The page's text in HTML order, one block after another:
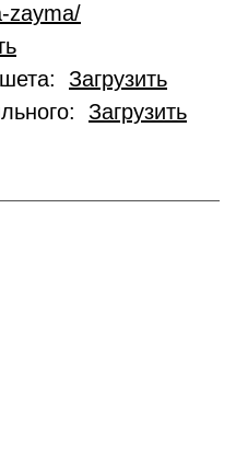
zayma/
Загрузить
Загрузить